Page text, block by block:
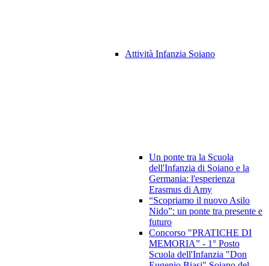
Attività Infanzia Soiano
Un ponte tra la Scuola
dell'Infanzia di Soiano e la
Germania: l'esperienza
Erasmus di Amy
“Scopriamo il nuovo Asilo
Nido”: un ponte tra presente e
futuro
Concorso "PRATICHE DI
MEMORIA” - 1° Posto
Scuola dell'Infanzia "Don